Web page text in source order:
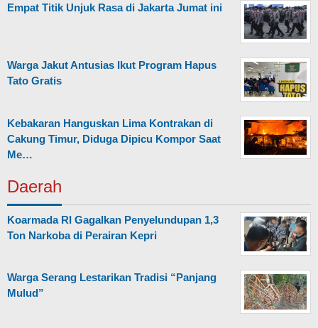
Empat Titik Unjuk Rasa di Jakarta Jumat ini
Warga Jakut Antusias Ikut Program Hapus
Tato Gratis
Kebakaran Hanguskan Lima Kontrakan di
Cakung Timur, Diduga Dipicu Kompor Saat
Me…
Daerah
Koarmada RI Gagalkan Penyelundupan 1,3
Ton Narkoba di Perairan Kepri
Warga Serang Lestarikan Tradisi “Panjang
Mulud”